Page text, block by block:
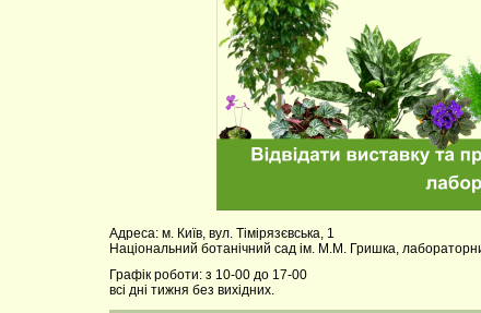
Адреса: м. Київ, вул. Тімірязєвська, 1
Національний ботанічний сад ім. М.М. Гришка,
Графік роботи: з 10-00 до 17-00
всі дні тижня без вихідних.